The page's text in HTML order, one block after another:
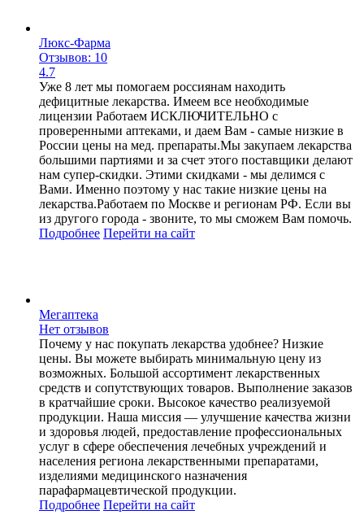
Люкс-Фарма
Отзывов: 10
4.7
Уже 8 лет мы помогаем россиянам находить
дефицитные лекарства. Имеем все необходимые
лицензии Работаем ИСКЛЮЧИТЕЛЬНО с
проверенными аптеками, и даем Вам - самые низкие в
России цены на мед. препараты.Мы закупаем лекарства
большими партиями и за счет этого поставщики делают
нам супер-скидки. Этими скидками - мы делимся с
Вами. Именно поэтому у нас такие низкие цены на
лекарства.Работаем по Москве и регионам РФ. Если вы
из другого города - звоните, то мы сможем Вам помочь.
Подробнее Перейти на сайт
Мегаптека
Нет отзывов
Почему у нас покупать лекарства удобнее? Низкие
цены. Вы можете выбирать минимальную цену из
возможных. Большой ассортимент лекарственных
средств и сопутствующих товаров. Выполнение заказов
в кратчайшие сроки. Высокое качество реализуемой
продукции. Наша миссия — улучшение качества жизни
и здоровья людей, предоставление профессиональных
услуг в сфере обеспечения лечебных учреждений и
населения региона лекарственными препаратами,
изделиями медицинского назначения
парафармацевтической продукции.
Подробнее Перейти на сайт